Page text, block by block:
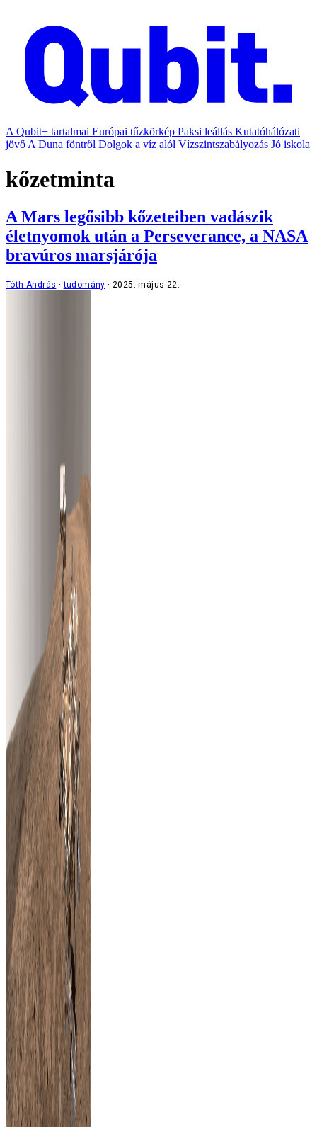
A Qubit+ tartalmai Európai tűzkörkép Paksi leállás Kutatóhálózati
jövő A Duna föntről Dolgok a víz alól Vízszintszabályozás Jó iskola
kőzetminta
A Mars legősibb kőzeteiben vadászik
életnyomok után a Perseverance, a NASA
bravúros marsjárója
Tóth András tudomány 2025. május 22.